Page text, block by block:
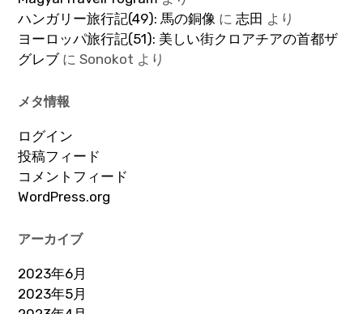
ハンガリー旅行記(49): 馬の銅像 に志田 より
ヨーロッパ旅行記(51): 美しい街クロアチアの首都ザ
グレブにSonokot より
メタ情報
ログイン
投稿フィード
コメントフィード
WordPress.org
アーカイブ
2023年6月
2023年5月